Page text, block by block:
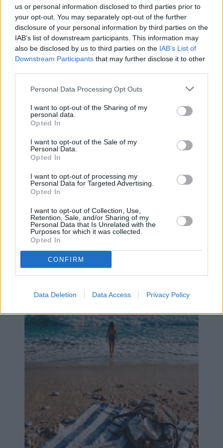
us or personal information disclosed to third parties prior to
your opt-out. You may separately opt-out of the further
disclosure of your personal information by third parties on the
IAB’s list of downstream participants. This information may
also be disclosed by us to third parties on the IAB’s List of
Downstream Participants that may further disclose it to other
Personal Data Processing Opt Outs
I want to opt-out of the Sharing of my
personal data.
Opted In
I want to opt-out of the Sale of my
Personal Data.
Opted In
I want to opt-out of processing my
Personal Data for Targeted Advertising.
Opted In
I want to opt-out of Collection, Use,
Retention, Sale, and/or Sharing of my
Personal Data that Is Unrelated with the
Purposes for which it was collected.
Opted In
CONFIRM
Data Deletion Data Access Privacy Policy